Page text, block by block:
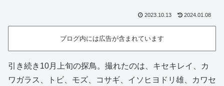
2023.10.13 2024.01.08
ブログ内には広告が含まれています
引き続き10月上旬の探鳥。撮れたのは、キセキレイ、カ
ワガラス、トビ、モズ、コサギ、イソヒヨドリ雄、カワセ